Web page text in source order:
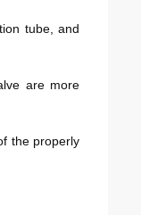
tube, and
are more
the properly